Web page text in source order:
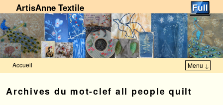
ArtisAnne Textile
Accueil Menu ↓
Archives du mot-clef all people quilt